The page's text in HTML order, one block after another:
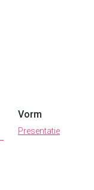
Vorm
Presentatie